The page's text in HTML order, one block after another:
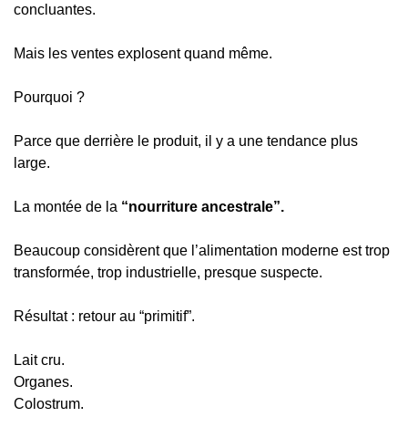
concluantes.
Mais les ventes explosent quand même.
Pourquoi ?
Parce que derrière le produit, il y a une tendance plus
large.
La montée de la “nourriture ancestrale”.
Beaucoup considèrent que l’alimentation moderne est trop
transformée, trop industrielle, presque suspecte.
Résultat : retour au “primitif”.
Lait cru.
Organes.
Colostrum.